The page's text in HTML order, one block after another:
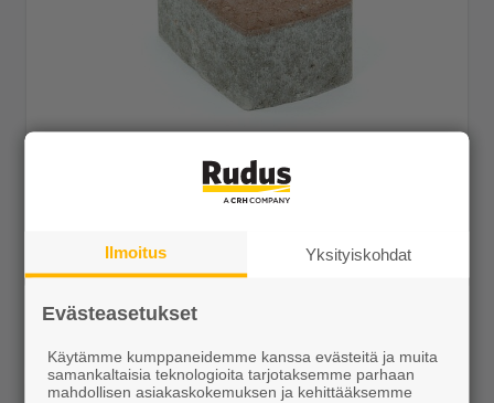
Klassikkokivi 172x115x80 hiekanruskea
29,99 €/m²
Ilmoitus Yksityiskohdat
Evästeasetukset
Käytämme kumppaneidemme kanssa evästeitä ja muita
samankaltaisia teknologioita tarjotaksemme parhaan
mahdollisen asiakaskokemuksen ja kehittääksemme